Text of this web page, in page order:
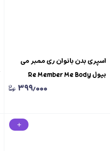
اسپری بدن بانوان ری ممبر می
بیول Re Member Me Body
Spray For Women Biol۳۹۹٫۰۰۰